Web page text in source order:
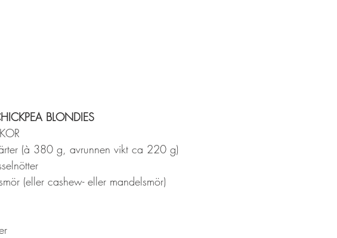
BLONDIES
(à 380 g, avrunnen vikt ca 220 g)
(eller cashew- eller mandelsmör)